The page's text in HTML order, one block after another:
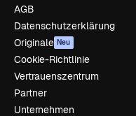
AGB
Datenschutzerklärung
Originale Neu
Cookie-Richtlinie
Vertrauenszentrum
Partner
Unternehmen